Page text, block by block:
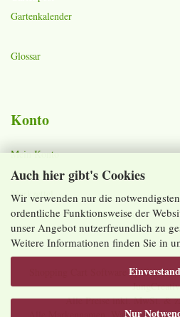
Auch hier gibt's Cookies
Wir verwenden nur die
ordentliche Funktionsweise der
unser Angebot nutzerfreundlich zu
Weitere Informationen finden Sie in
Nur
Gartenkalender
Glossar
Konto
Mein Konto
Warenkorb
Merkzettel
Lieferzeiten und Versandkosten
by
Alle Preise inkl. MwSt. &